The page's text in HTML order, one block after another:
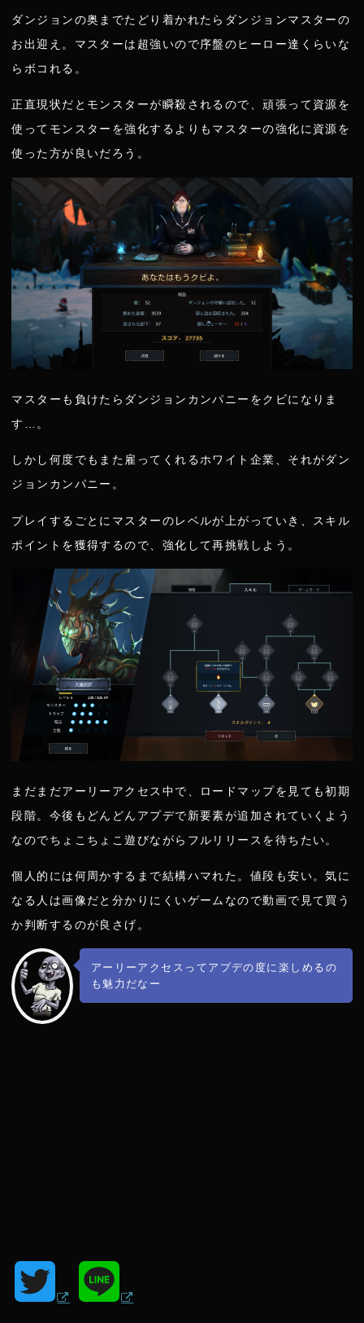
ダンジョンの奥までたどり着かれたらダンジョンマスターの
お出迎え。マスターは超強いので序盤のヒーロー達くらいな
らボコれる。
正直現状だとモンスターが瞬殺されるので、頑張って資源を
使ってモンスターを強化するよりもマスターの強化に資源を
使った方が良いだろう。
マスターも負けたらダンジョンカンパニーをクビになりま
す…。
しかし何度でもまた雇ってくれるホワイト企業、それがダン
ジョンカンパニー。
プレイするごとにマスターのレベルが上がっていき、スキル
ポイントを獲得するので、強化して再挑戦しよう。
まだまだアーリーアクセス中で、ロードマップを見ても初期
段階。今後もどんどんアプデで新要素が追加されていくよう
なのでちょこちょこ遊びながらフルリリースを待ちたい。
個人的には何周かするまで結構ハマれた。値段も安い。気に
なる人は画像だと分かりにくいゲームなので動画で見て買う
か判断するのが良さげ。
アーリーアクセスってアプデの度に楽しめるの
も魅力だなー